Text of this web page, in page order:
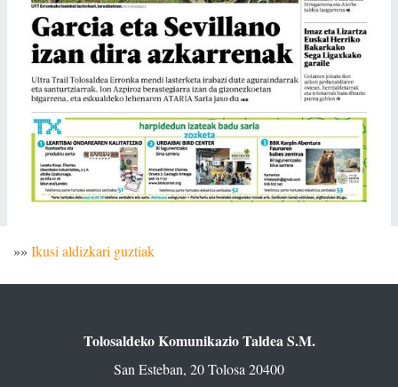
»» Ikusi aldizkari guztiak
Tolosaldeko Komunikazio Taldea S.M.
San Esteban, 20 Tolosa 20400